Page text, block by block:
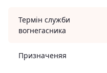
Термін служби
вогнегасника
Призначеняя